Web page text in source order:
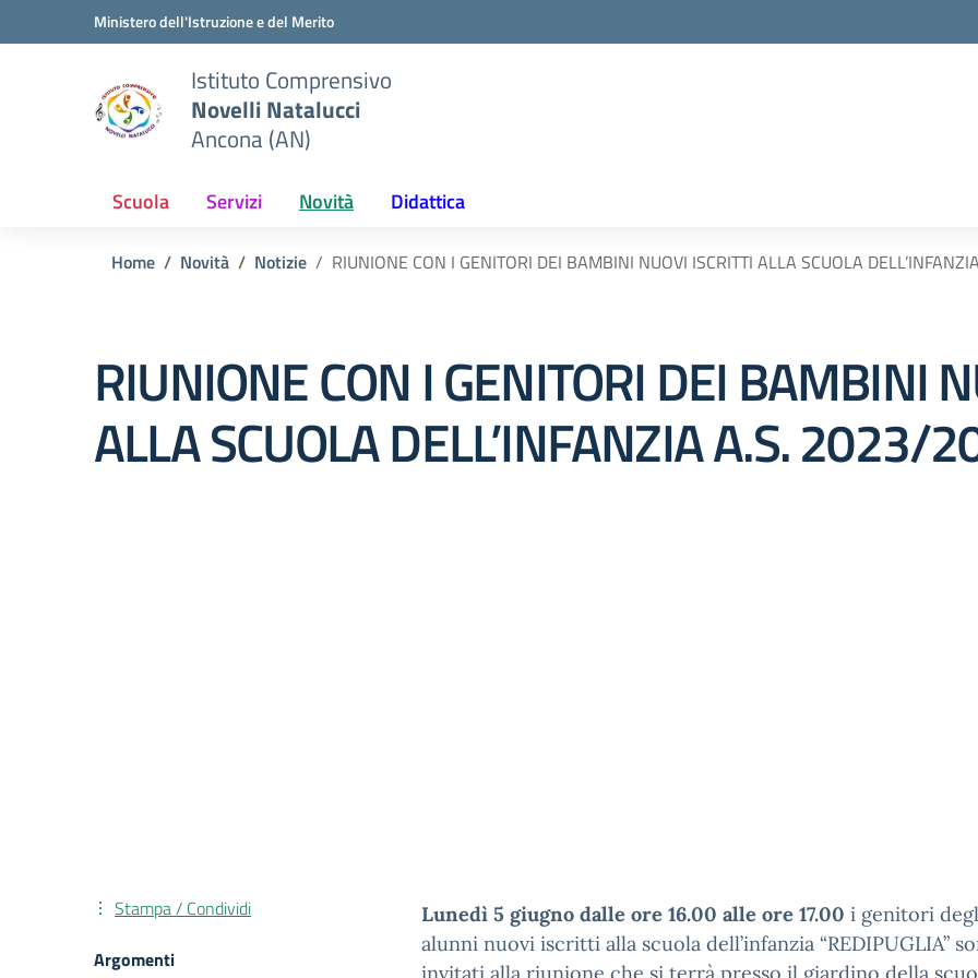
Vai ai contenuti
Vai al menu di navigazioneMinistero dell'Istruzione e del Merito
Istituto Comprensivo
Novelli Natalucci
Ancona (AN)
Scuola Servizi Novità Didattica
Home Novità Notizie RIUNIONE CON I GENITORI DEI BAMBINI NUOVI ISCRITTI ALLA SCUOLA
RIUNIONE CON I GENITORI DEI BAMBINI
ALLA SCUOLA DELL’INFANZIA A.S. 2023/
Lunedì 5 giugno dalle ore 16.00 alle ore 17.00 i genitori
alunni nuovi iscritti alla scuola dell’infanzia “REDIPUGLIA”
Stampa / Condividi
Argomenti